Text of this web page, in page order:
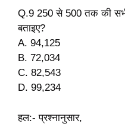
Q.9 250 से 500 तक की
बताइए?
A. 94,125
B. 72,034
C. 82,543
D. 99,234
हल:- प्रश्नानुसार,